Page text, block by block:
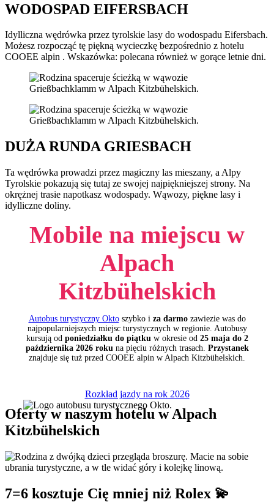
WODOSPAD EIFERSBACH
Idylliczna wędrówka przez tyrolskie lasy do wodospadu Eifersbach.
Możesz rozpocząć tę piękną wycieczkę bezpośrednio z hotelu
COOEE alpin . Wskazówka: polecana również w gorące letnie dni.
DUŻA RUNDA GRIESBACH
Ta wędrówka prowadzi przez magiczny las mieszany, a Alpy
Tyrolskie pokazują się tutaj ze swojej najpiękniejszej strony. Na
okrężnej trasie napotkasz wodospady. Wąwozy, piękne lasy i
idylliczne doliny.
Mobile na miejscu w
Alpach
Kitzbühelskich
Autobus turystyczny Oktoszybko i za darmozawiezie was do
najpopularniejszych miejsc turystycznych w regionie. Autobusy
kursują od poniedziałku do piątkuw okresie od 25 maja do 2
października 2026 rokuna pięciu różnych trasach. Przystanek
znajduje się tuż przed COOEE alpin w Alpach Kitzbühelskich.
Rozkład jazdy na rok 2026
Oferty w naszym hotelu w Alpach
Kitzbühelskich
7=6 kosztuje Cię mniej niż Rolex 💫